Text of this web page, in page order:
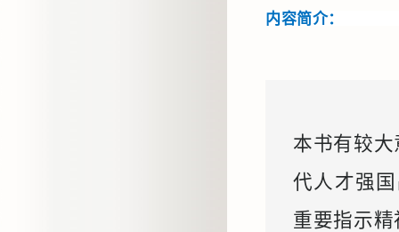
内容简介：
本书有较
代人才强
重要指示